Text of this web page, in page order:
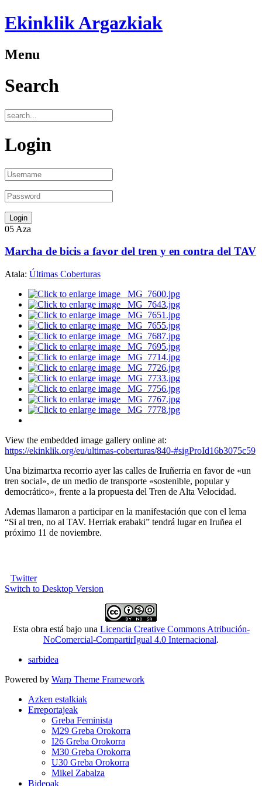
Ekinklik Argazkiak
Menu
Search
Login
05 Aza
Marcha de bicis a favor del tren y en contra del TAV
Atala: Últimas Coberturas
View the embedded image gallery online at:
https://ekinklik.org/eu/ultimas-coberturas/840-#sigProId16b3075c59
Una bizimartxa recorrio ayer las calles de Iruñerria en favor de «un
tren social», de un medio de transporte «sostenible, popular y
democrático», frente a la propuesta del Tren de Alta Velocidad.
Ademas llamaron a participar en la manifestación que con el lema
“Si al tren, no al TAV. Herriak erabaki” tendrá lugar en Iruñea el
próximo 11 de noviembre.
Twitter
Switch to Desktop Version
Esta obra está bajo una Licencia Creative Commons Atribución-
NoComercial-CompartirIgual 4.0 Internacional.
sarbidea
Powered by Warp Theme Framework
Azken estalkiak
Erreportajeak
Greba Feminista
M29 Greba Orokorra
I26 Greba Orokorra
M30 Greba Orokorra
U30 Greba Orokorra
Mikel Zabalza
Bideoak